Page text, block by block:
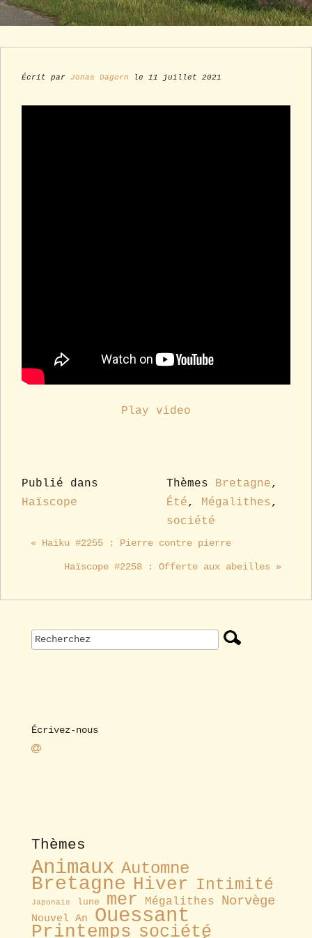
Écrit par Jonas Dagorn le 11 juillet 2021
Play video
Publié dans
Haïscope
Thèmes Bretagne,
Été, Mégalithes,
société
« Haïku #2255 : Pierre contre pierre
Haïscope #2258 : Offerte aux abeilles »
Écrivez-nous
Thèmes
Animaux Automne
Bretagne Hiver Intimité
Japonais lune mer Mégalithes Norvège
Nouvel An Ouessant
Printemps société